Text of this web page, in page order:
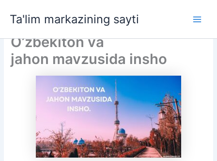
Ta'lim markazining sayti
O’zbekiton va
jahon mavzusida insho